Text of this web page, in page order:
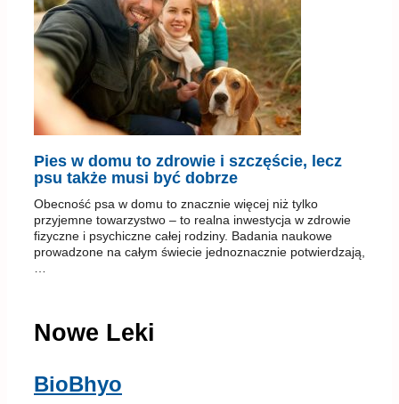
Pies w domu to zdrowie i szczęście, lecz
psu także musi być dobrze
Obecność psa w domu to znacznie więcej niż tylko
przyjemne towarzystwo – to realna inwestycja w zdrowie
fizyczne i psychiczne całej rodziny. Badania naukowe
prowadzone na całym świecie jednoznacznie potwierdzają,
Nowe Leki
BioBhyo